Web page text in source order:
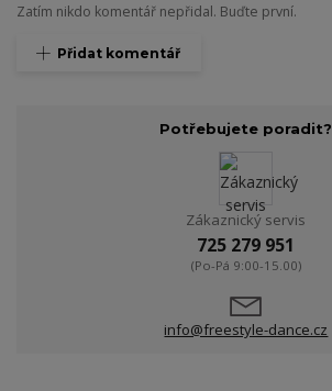
Zatím nikdo komentář nepřidal. Buďte první.
Přidat komentář
Potřebujete poradit?
Zákaznický servis
725 279 951
(Po-Pá 9:00-15.00)
info@freestyle-dance.cz